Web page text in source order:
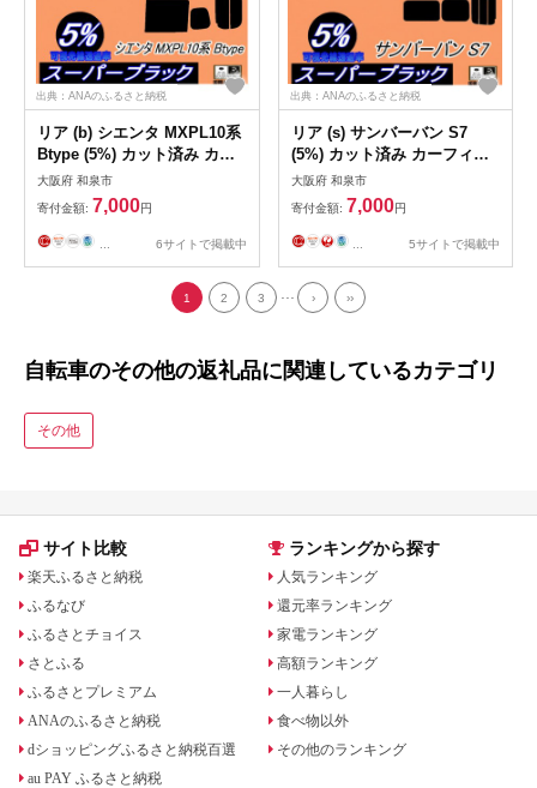
出典：ANAのふるさと納税
リア (b) シエンタ MXPL10系
Btype (5%) カット済み カー
フィルム
大阪府 和泉市
寄付金額: 7,000円
6サイトで掲載中
出典：ANAのふるさと納税
リア (s) サンバーバン S7
(5%) カット済み カーフィル
ム S700B S710B スバル
大阪府 和泉市
寄付金額: 7,000円
5サイトで掲載中
1 2 3 › ››
自転車のその他の返礼品に関連しているカテゴリ
その他
サイト比較
楽天ふるさと納税
ふるなび
ふるさとチョイス
さとふる
ふるさとプレミアム
ANAのふるさと納税
dショッピングふるさと納税百選
au PAY ふるさと納税
ランキングから探す
人気ランキング
還元率ランキング
家電ランキング
高額ランキング
一人暮らし
食べ物以外
その他のランキング